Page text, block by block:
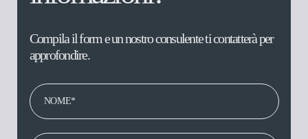
Compila il form e un nostro consulente ti contatterà per
approfondire.